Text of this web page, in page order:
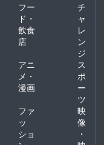
フー
ド・
飲食
店
チ
ャ
レ
ン
ジ
アニ
メ・
漫画
ス
ポ
ー
ツ
ファ
ッ
ショ
映
像
・